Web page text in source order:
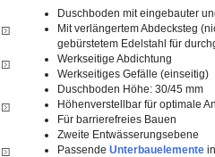
Duschboden mit eingebauter
Mit verlängertem Abdecksteg
gebürstetem Edelstahl für
Werkseitige Abdichtung
Werkseitiges Gefälle (einseitig)
Duschboden Höhe: 30/45 mm
Höhenverstellbar für optimale
Für barrierefreies Bauen
Zweite Entwässerungsebene
Passende Unterbauelementein